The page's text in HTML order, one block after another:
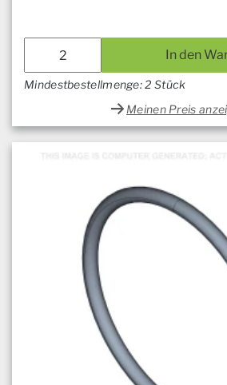
In den
Mindestbestellmenge: 2 Stück
Meinen Preis